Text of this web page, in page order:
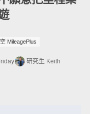
MileagePlus
研究生 Keith